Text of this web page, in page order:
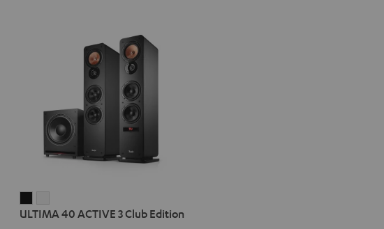
40 40
ULTIMA 40 ACTIVE 3 Club Edition